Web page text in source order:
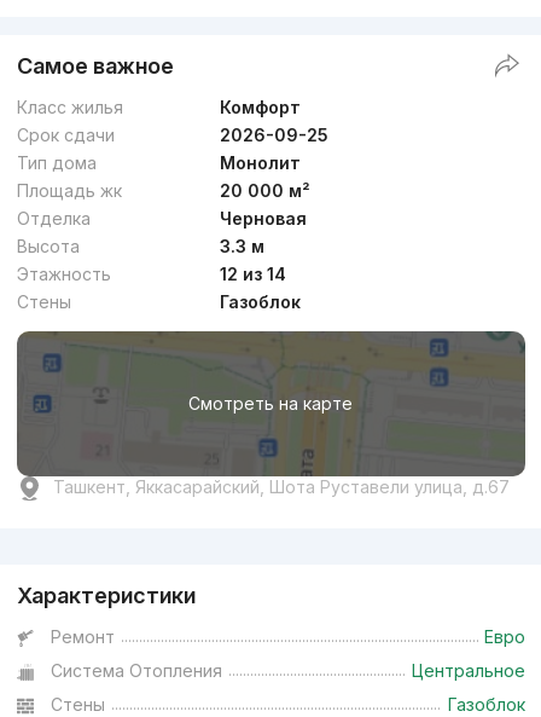
Самое важное
Класс жилья
Комфорт
Срок сдачи
2026-09-25
Тип дома
Монолит
Площадь жк
20 000 м²
Отделка
Черновая
Высота
3.3 м
Этажность
12 из 14
Стены
Газоблок
Смотреть на карте
Ташкент, Яккасарайский, Шота Руставели улица, д.67
Характеристики
Ремонт
Евро
Система Отопления
Центральное
Стены
Газоблок